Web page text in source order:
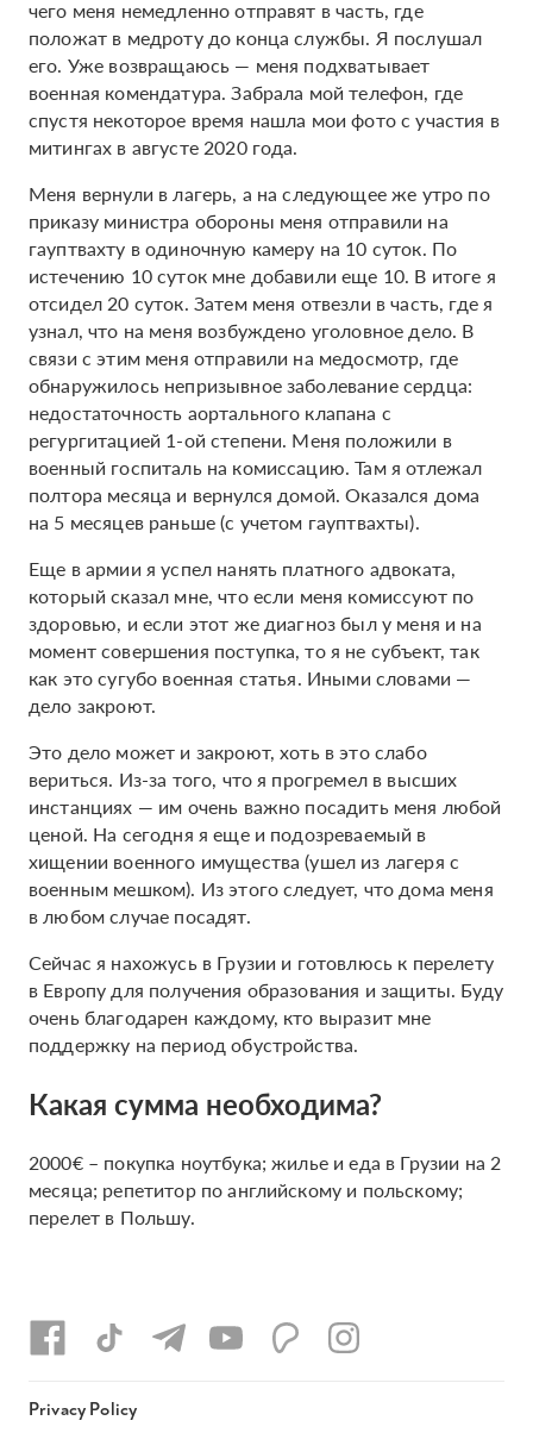
чего меня немедленно отправят в часть, где
положат в медроту до конца службы. Я послушал
его. Уже возвращаюсь — меня подхватывает
военная комендатура. Забрала мой телефон, где
спустя некоторое время нашла мои фото с участия в
митингах в августе 2020 года.
Меня вернули в лагерь, а на следующее же утро по
приказу министра обороны меня отправили на
гауптвахту в одиночную камеру на 10 суток. По
истечению 10 суток мне добавили еще 10. В итоге я
отсидел 20 суток. Затем меня отвезли в часть, где я
узнал, что на меня возбуждено уголовное дело. В
связи с этим меня отправили на медосмотр, где
обнаружилось непризывное заболевание сердца:
недостаточность аортального клапана с
регургитацией 1-ой степени. Меня положили в
военный госпиталь на комиссацию. Там я отлежал
полтора месяца и вернулся домой. Оказался дома
на 5 месяцев раньше (с учетом гауптвахты).
Еще в армии я успел нанять платного адвоката,
который сказал мне, что если меня комиссуют по
здоровью, и если этот же диагноз был у меня и на
момент совершения поступка, то я не субъект, так
как это сугубо военная статья. Иными словами —
дело закроют.
Это дело может и закроют, хоть в это слабо
вериться. Из-за того, что я прогремел в высших
инстанциях — им очень важно посадить меня любой
ценой. На сегодня я еще и подозреваемый в
хищении военного имущества (ушел из лагеря с
военным мешком). Из этого следует, что дома меня
в любом случае посадят.
Сейчас я нахожусь в Грузии и готовлюсь к перелету
в Европу для получения образования и защиты. Буду
очень благодарен каждому, кто выразит мне
поддержку на период обустройства.
Какая сумма необходима?
2000€ – покупка ноутбука; жилье и еда в Грузии на 2
месяца; репетитор по английскому и польскому;
перелет в Польшу.
Privacy Policy